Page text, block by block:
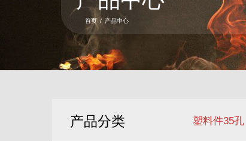
联系我们
首页 / 产品中心
产品分类 塑料件35孔